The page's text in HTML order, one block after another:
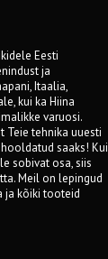
Eesti
ja
Itaalia,
kui ka Hiina
varuosi.
Teie tehnika uuesti
saaks! Kui
sobivat osa, siis
Meil on lepingud
ja kõiki tooteid